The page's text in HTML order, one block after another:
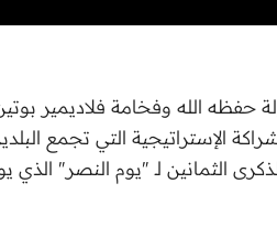
الله وفخامة فلاديمير
الإستراتيجية التي تجمع
الثمانين لـ "يوم النصر"